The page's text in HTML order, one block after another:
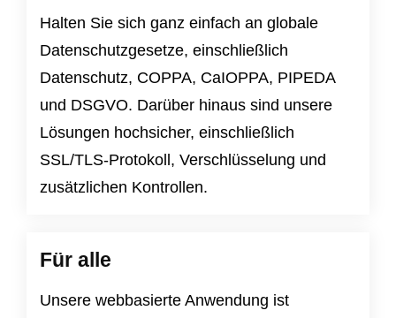
Halten Sie sich ganz einfach an globale
Datenschutzgesetze, einschließlich
Datenschutz, COPPA, CaIOPPA, PIPEDA
und DSGVO. Darüber hinaus sind unsere
Lösungen hochsicher, einschließlich
SSL/TLS-Protokoll, Verschlüsselung und
zusätzlichen Kontrollen.
Für alle
Unsere webbasierte Anwendung ist